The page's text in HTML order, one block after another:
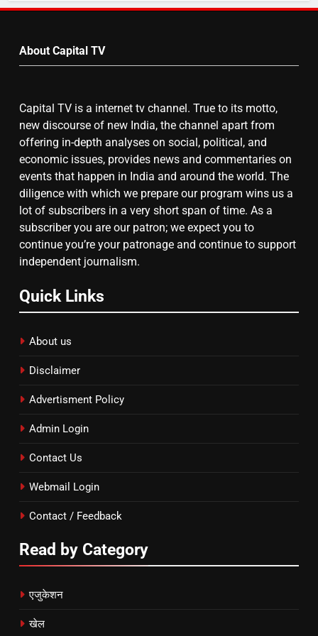
चुनाव से पहले लालू परिवार पर बड़ा झटका,
दिल्ली कोर्ट ने IRCTC घोटाले में आरोप
तय किए
by
About Capital TV
Capital TV is a internet tv channel. True to its motto,
new discourse of new India, the channel apart from
offering in-depth analyses on social, political, and
economic issues, provides news and commentaries on
events that happen in India and around the world. The
diligence with which we prepare our program wins us a
lot of subscribers in a very short span of time. As a
subscriber you are our patron; we expect you to
continue you’re your patronage and continue to support
independent journalism.
Quick Links
About us
Disclaimer
Advertisment Policy
Admin Login
Contact Us
Webmail Login
Contact / Feedback
Read by Category
एजुकेशन
खेल